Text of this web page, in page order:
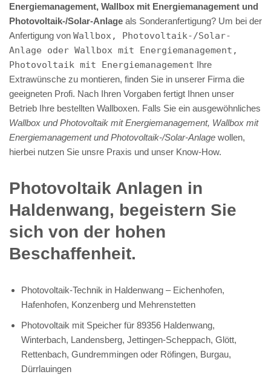
Energiemanagement, Wallbox mit Energiemanagement und
Photovoltaik-/Solar-Anlage als Sonderanfertigung? Um bei der
Anfertigung von Wallbox, Photovoltaik-/Solar-
Anlage oder Wallbox mit Energiemanagement,
Photovoltaik mit Energiemanagement Ihre
Extrawünsche zu montieren, finden Sie in unserer Firma die
geeigneten Profi. Nach Ihren Vorgaben fertigt Ihnen unser
Betrieb Ihre bestellten Wallboxen. Falls Sie ein ausgewöhnliches
Wallbox und Photovoltaik mit Energiemanagement, Wallbox mit
Energiemanagement und Photovoltaik-/Solar-Anlage wollen,
hierbei nutzen Sie unsre Praxis und unser Know-How.
Photovoltaik Anlagen in
Haldenwang, begeistern Sie
sich von der hohen
Beschaffenheit.
Photovoltaik-Technik in Haldenwang – Eichenhofen,
Hafenhofen, Konzenberg und Mehrenstetten
Photovoltaik mit Speicher für 89356 Haldenwang,
Winterbach, Landensberg, Jettingen-Scheppach, Glött,
Rettenbach, Gundremmingen oder Röfingen, Burgau,
Dürrlauingen